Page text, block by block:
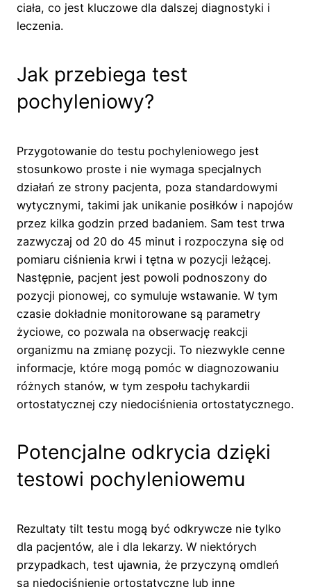
ciała, co jest kluczowe dla dalszej diagnostyki i
leczenia.
Jak przebiega test
pochyleniowy?
Przygotowanie do testu pochyleniowego jest
stosunkowo proste i nie wymaga specjalnych
działań ze strony pacjenta, poza standardowymi
wytycznymi, takimi jak unikanie posiłków i napojów
przez kilka godzin przed badaniem. Sam test trwa
zazwyczaj od 20 do 45 minut i rozpoczyna się od
pomiaru ciśnienia krwi i tętna w pozycji leżącej.
Następnie, pacjent jest powoli podnoszony do
pozycji pionowej, co symuluje wstawanie. W tym
czasie dokładnie monitorowane są parametry
życiowe, co pozwala na obserwację reakcji
organizmu na zmianę pozycji. To niezwykle cenne
informacje, które mogą pomóc w diagnozowaniu
różnych stanów, w tym zespołu tachykardii
ortostatycznej czy niedociśnienia ortostatycznego.
Potencjalne odkrycia dzięki
testowi pochyleniowemu
Rezultaty tilt testu mogą być odkrywcze nie tylko
dla pacjentów, ale i dla lekarzy. W niektórych
przypadkach, test ujawnia, że przyczyną omdleń
są niedociśnienie ortostatyczne lub inne